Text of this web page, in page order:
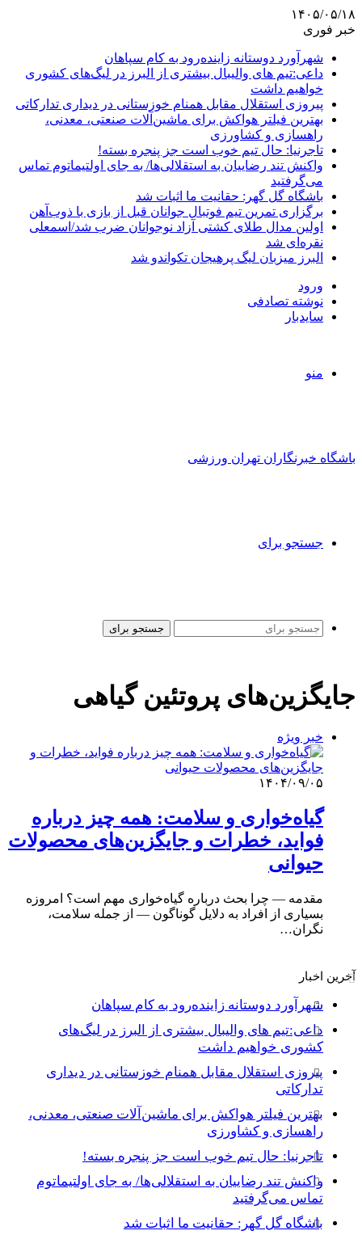
۱۴۰۵/۰۵/۱۸
خبر فوری
شهرآورد دوستانه زاینده‌رود به کام سپاهان
داعی:تیم های والیبال بیشتری از البرز در لیگ‌های کشوری
خواهیم داشت
پیروزی استقلال مقابل همنام خوزستانی در دیداری تدارکاتی
بهترین فیلتر هواکش برای ماشین‌آلات صنعتی، معدنی،
راهسازی و کشاورزی
تاجرنیا: حال تیم خوب است جز پنجره بسته!
واکنش تند رضاییان به استقلالی‌ها/ به جای اولتیماتوم تماس
می‌گرفتید
باشگاه گل گهر: حقانیت ما اثبات شد
برگزاری تمرین تیم فوتبال جوانان قبل از بازی با ذوب‌آهن
اولین مدال طلای کشتی آزاد نوجوانان ضرب شد/اسمعلی
نقره‌ای شد
البرز میزبان لیگ پرهیجان تکواندو شد
ورود
نوشته تصادفی
سایدبار
منو
باشگاه خبرنگاران تهران ورزشی
جستجو برای
جستجو برای
جایگزین‌های پروتئین گیاهی
خبر ویژه
۱۴۰۴/۰۹/۰۵
گیاه‌خواری و سلامت: همه چیز درباره
فواید، خطرات و جایگزین‌های محصولات
حیوانی
مقدمه — چرا بحث درباره گیاه‌خواری مهم است؟ امروزه
بسیاری از افراد به دلایل گوناگون — از جمله سلامت،
نگران…
آخرین اخبار
شهرآورد دوستانه زاینده‌رود به کام سپاهان
داعی:تیم های والیبال بیشتری از البرز در لیگ‌های
کشوری خواهیم داشت
پیروزی استقلال مقابل همنام خوزستانی در دیداری
تدارکاتی
بهترین فیلتر هواکش برای ماشین‌آلات صنعتی، معدنی،
راهسازی و کشاورزی
تاجرنیا: حال تیم خوب است جز پنجره بسته!
واکنش تند رضاییان به استقلالی‌ها/ به جای اولتیماتوم
تماس می‌گرفتید
باشگاه گل گهر: حقانیت ما اثبات شد